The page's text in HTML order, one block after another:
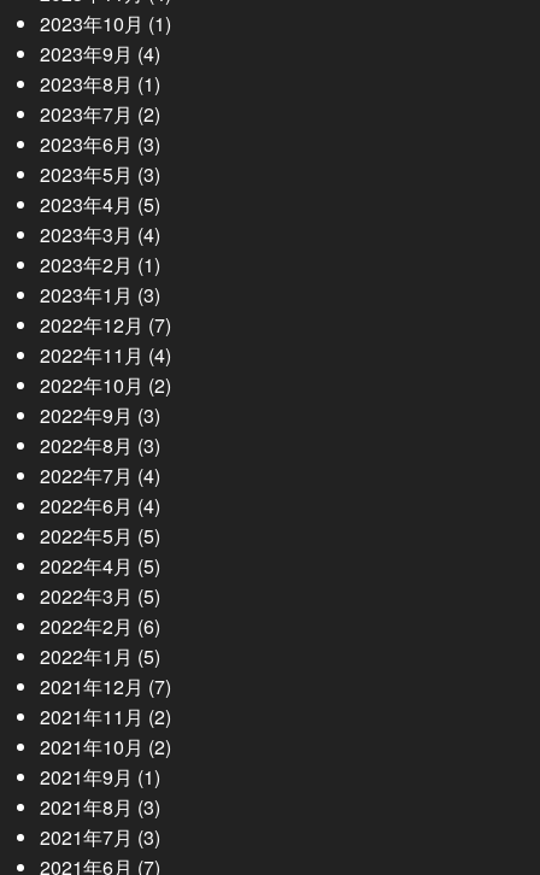
2023年10月 (1)
2023年9月 (4)
2023年8月 (1)
2023年7月 (2)
2023年6月 (3)
2023年5月 (3)
2023年4月 (5)
2023年3月 (4)
2023年2月 (1)
2023年1月 (3)
2022年12月 (7)
2022年11月 (4)
2022年10月 (2)
2022年9月 (3)
2022年8月 (3)
2022年7月 (4)
2022年6月 (4)
2022年5月 (5)
2022年4月 (5)
2022年3月 (5)
2022年2月 (6)
2022年1月 (5)
2021年12月 (7)
2021年11月 (2)
2021年10月 (2)
2021年9月 (1)
2021年8月 (3)
2021年7月 (3)
2021年6月 (7)